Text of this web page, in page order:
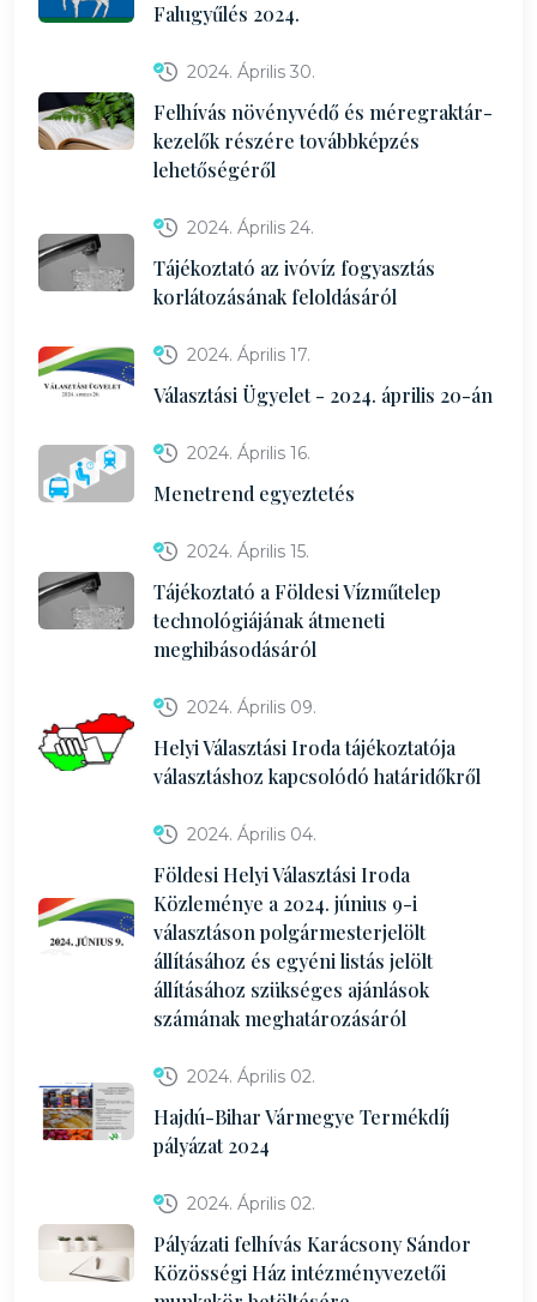
Falugyűlés 2024.
2024. Április 30.
Felhívás növényvédő és méregraktár-
kezelők részére továbbképzés
lehetőségéről
2024. Április 24.
Tájékoztató az ivóvíz fogyasztás
korlátozásának feloldásáról
2024. Április 17.
Választási Ügyelet - 2024. április 20-án
2024. Április 16.
Menetrend egyeztetés
2024. Április 15.
Tájékoztató a Földesi Vízműtelep
technológiájának átmeneti
meghibásodásáról
2024. Április 09.
Helyi Választási Iroda tájékoztatója
választáshoz kapcsolódó határidőkről
2024. Április 04.
Földesi Helyi Választási Iroda
Közleménye a 2024. június 9-i
választáson polgármesterjelölt
állításához és egyéni listás jelölt
állításához szükséges ajánlások
számának meghatározásáról
2024. Április 02.
Hajdú-Bihar Vármegye Termékdíj
pályázat 2024
2024. Április 02.
Pályázati felhívás Karácsony Sándor
Közösségi Ház intézményvezetői